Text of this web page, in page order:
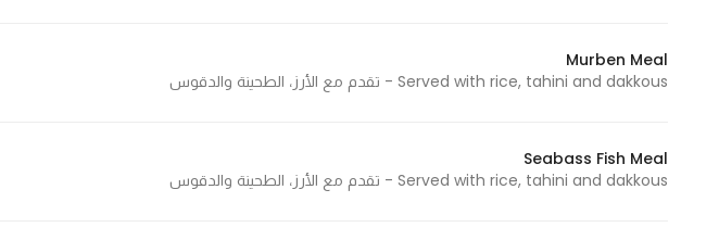
Murben Meal
Served with rice, tahini and dakkous - تقدم مع الأرز، الطحينة والدقوس
Seabass Fish Meal
Served with rice, tahini and dakkous - تقدم مع الأرز، الطحينة والدقوس
needed
function.